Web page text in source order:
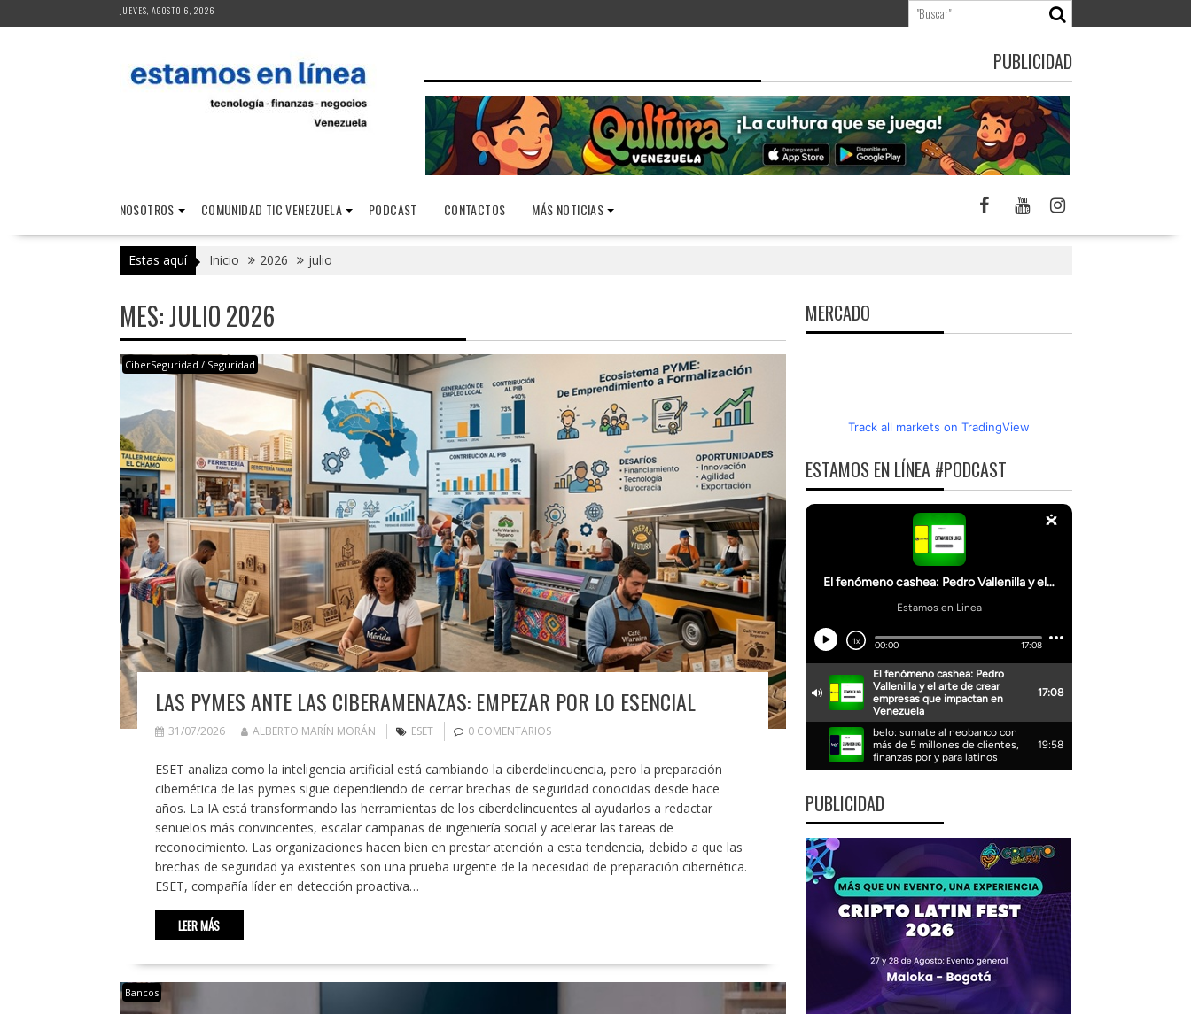
al
JUEVES, AGOSTO 6, 2026
PUBLICIDAD
NOSOTROS COMUNIDAD TIC VENEZUELA PODCAST CONTACTOS MÁS NOTICIAS
Estas aquí Inicio 2026 julio
MES:JULIO 2026
CiberSeguridad / Seguridad
LAS PYMES ANTE LAS CIBERAMENAZAS: EMPEZAR POR LO ESENCIAL
31/07/2026 ALBERTO MARÍN MORÁN ESET 0 COMENTARIOS
ESET analiza como la inteligencia artificial está cambiando la ciberdelincuencia, pero la preparación
cibernética de las pymes sigue dependiendo de cerrar brechas de seguridad conocidas desde hace
años. La IA está transformando las herramientas de los ciberdelincuentes al ayudarlos a redactar
señuelos más convincentes, escalar campañas de ingeniería social y acelerar las tareas de
reconocimiento. Las organizaciones hacen bien en prestar atención a esta tendencia, debido a que las
brechas de seguridad ya existentes son una prueba urgente de la necesidad de preparación cibernética.
ESET, compañía líder en detección proactiva…
LEER MÁS
Bancos
MERCADO
Track all markets on TradingView
ESTAMOS EN LÍNEA #PODCAST
PUBLICIDAD